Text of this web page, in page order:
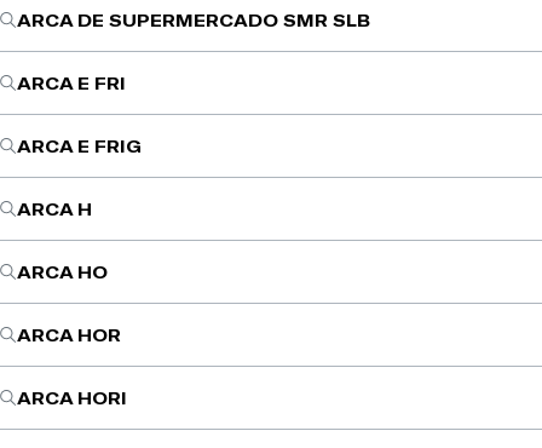
ARCA DE SUPERMERCADO SMR SLB
ARCA E FRI
ARCA E FRIG
ARCA H
ARCA HO
ARCA HOR
ARCA HORI